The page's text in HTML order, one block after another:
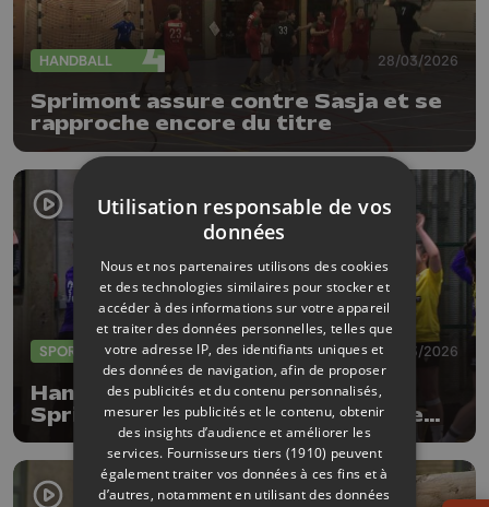
HANDBALL 28/03/2026
Sprimont assure contre Sasja et se
rapproche encore du titre
SPORTS 22/03/2026
Handball - Play-offs : Les
Sprimontoises reviennent dans le
coup !
Utilisation responsable de vos
données
Nous et nos partenaires utilisons des cookies
et des technologies similaires pour stocker et
accéder à des informations sur votre appareil
et traiter des données personnelles, telles que
votre adresse IP, des identifiants uniques et
des données de navigation, afin de proposer
des publicités et du contenu personnalisés,
mesurer les publicités et le contenu, obtenir
des insights d’audience et améliorer les
services. Fournisseurs tiers (1910) peuvent
également traiter vos données à ces fins et à
d’autres, notamment en utilisant des données